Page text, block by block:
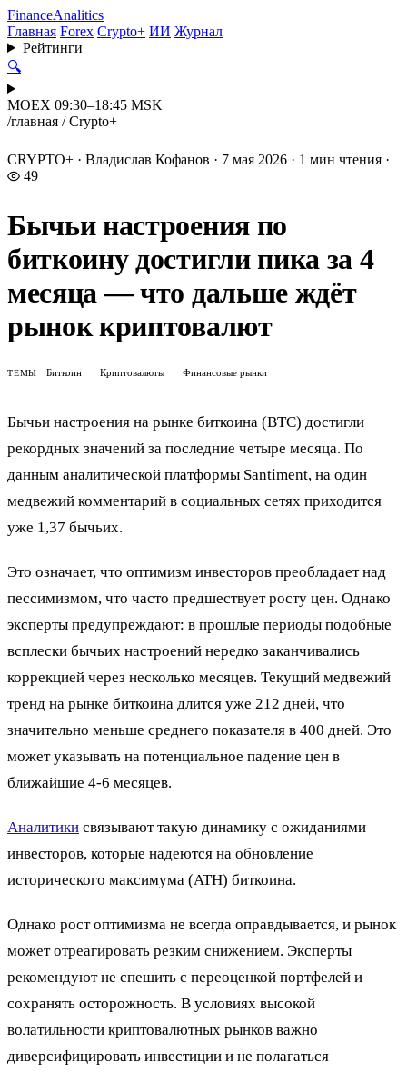
FinanceAnalitics
Главная Forex Crypto+ ИИ Журнал
Рейтинги
🔍
MOEX 09:30–18:45 MSK
/главная / Crypto+
CRYPTO+ · Владислав Кофанов · 7 мая 2026 · 1 мин чтения ·
49
Бычьи настроения по
биткоину достигли пика за 4
месяца — что дальше ждёт
рынок криптовалют
ТЕМЫ Биткоин Криптовалюты Финансовые рынки
Бычьи настроения на рынке биткоина (BTC) достигли
рекордных значений за последние четыре месяца. По
данным аналитической платформы Santiment, на один
медвежий комментарий в социальных сетях приходится
уже 1,37 бычьих.
Это означает, что оптимизм инвесторов преобладает над
пессимизмом, что часто предшествует росту цен. Однако
эксперты предупреждают: в прошлые периоды подобные
всплески бычьих настроений нередко заканчивались
коррекцией через несколько месяцев. Текущий медвежий
тренд на рынке биткоина длится уже 212 дней, что
значительно меньше среднего показателя в 400 дней. Это
может указывать на потенциальное падение цен в
ближайшие 4-6 месяцев.
Аналитики связывают такую динамику с ожиданиями
инвесторов, которые надеются на обновление
исторического максимума (ATH) биткоина.
Однако рост оптимизма не всегда оправдывается, и рынок
может отреагировать резким снижением. Эксперты
рекомендуют не спешить с переоценкой портфелей и
сохранять осторожность. В условиях высокой
волатильности криптовалютных рынков важно
диверсифицировать инвестиции и не полагаться